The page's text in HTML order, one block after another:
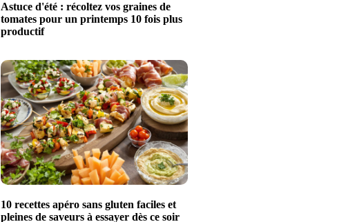
Astuce d'été : récoltez vos graines de
tomates pour un printemps 10 fois plus
productif
10 recettes apéro sans gluten faciles et
pleines de saveurs à essayer dès ce soir